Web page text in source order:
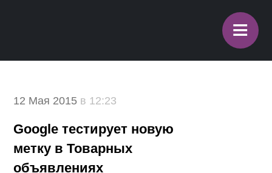
≡
12 Мая 2015 в 12:23
Google тестирует новую
метку в Товарных
объявлениях